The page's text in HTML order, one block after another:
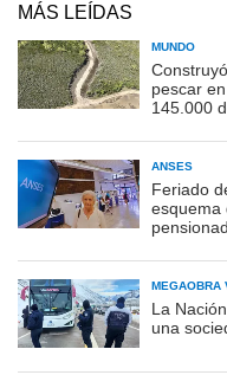
MÁS LEÍDAS
MUNDO
pescar
145.000
ANSES
Feriado
esquema
MEGAOBRA
La
una